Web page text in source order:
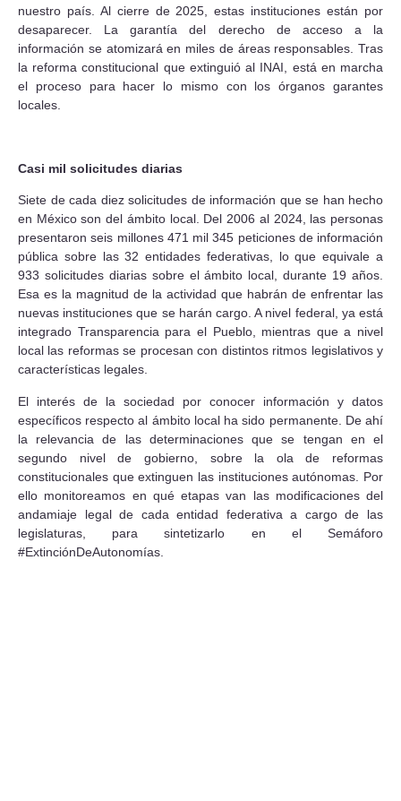
nuestro país. Al cierre de 2025, estas instituciones están por
desaparecer. La garantía del derecho de acceso a la
información se atomizará en miles de áreas responsables. Tras
la reforma constitucional que extinguió al INAI, está en marcha
el proceso para hacer lo mismo con los órganos garantes
locales.
Casi mil solicitudes diarias
Siete de cada diez solicitudes de información que se han hecho
en México son del ámbito local. Del 2006 al 2024, las personas
presentaron seis millones 471 mil 345 peticiones de información
pública sobre las 32 entidades federativas, lo que equivale a
933 solicitudes diarias sobre el ámbito local, durante 19 años.
Esa es la magnitud de la actividad que habrán de enfrentar las
nuevas instituciones que se harán cargo. A nivel federal, ya está
integrado Transparencia para el Pueblo, mientras que a nivel
local las reformas se procesan con distintos ritmos legislativos y
características legales.
El interés de la sociedad por conocer información y datos
específicos respecto al ámbito local ha sido permanente. De ahí
la relevancia de las determinaciones que se tengan en el
segundo nivel de gobierno, sobre la ola de reformas
constitucionales que extinguen las instituciones autónomas. Por
ello monitoreamos en qué etapas van las modificaciones del
andamiaje legal de cada entidad federativa a cargo de las
legislaturas, para sintetizarlo en el Semáforo
#ExtinciónDeAutonomías.